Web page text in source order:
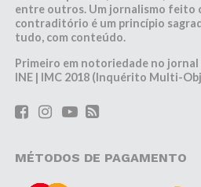
entre outros. Um jornalismo feito
contraditório é um princípio
tudo, com conteúdo.
Primeiro em notoriedade no jornal
INE | IMC 2018 (Inquérito Multi-
MÉTODOS DE PAGAMENTO